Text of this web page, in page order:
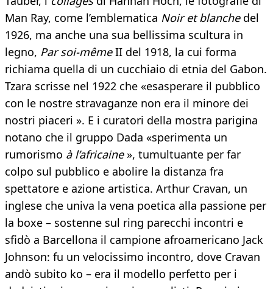
Man Ray, come l’emblematica Noir et blanchedel
1926, ma anche una sua bellissima scultura in
legno, Par soi-mêmeII del 1918, la cui forma
richiama quella di un cucchiaio di etnia del Gabon.
Tzara scrisse nel 1922 che «esasperare il pubblico
con le nostre stravaganze non era il minore dei
nostri piaceri ». E i curatori della mostra parigina
notano che il gruppo Dada «sperimenta un
rumorismo à l’africaine», tumultuante per far
colpo sul pubblico e abolire la distanza fra
spettatore e azione artistica. Arthur Cravan, un
inglese che univa la vena poetica alla passione per
la boxe – sostenne sul ring parecchi incontri e
sfidò a Barcellona il campione afroamericano Jack
Johnson: fu un velocissimo incontro, dove Cravan
andò subito ko – era il modello perfetto per i